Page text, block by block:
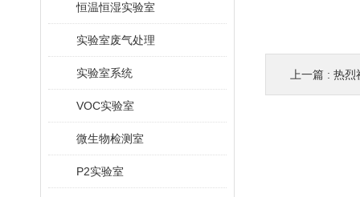
恒温恒湿实验室
实验室废气处理
实验室系统
VOC实验室
微生物检测室
P2实验室
上一篇 : 热烈